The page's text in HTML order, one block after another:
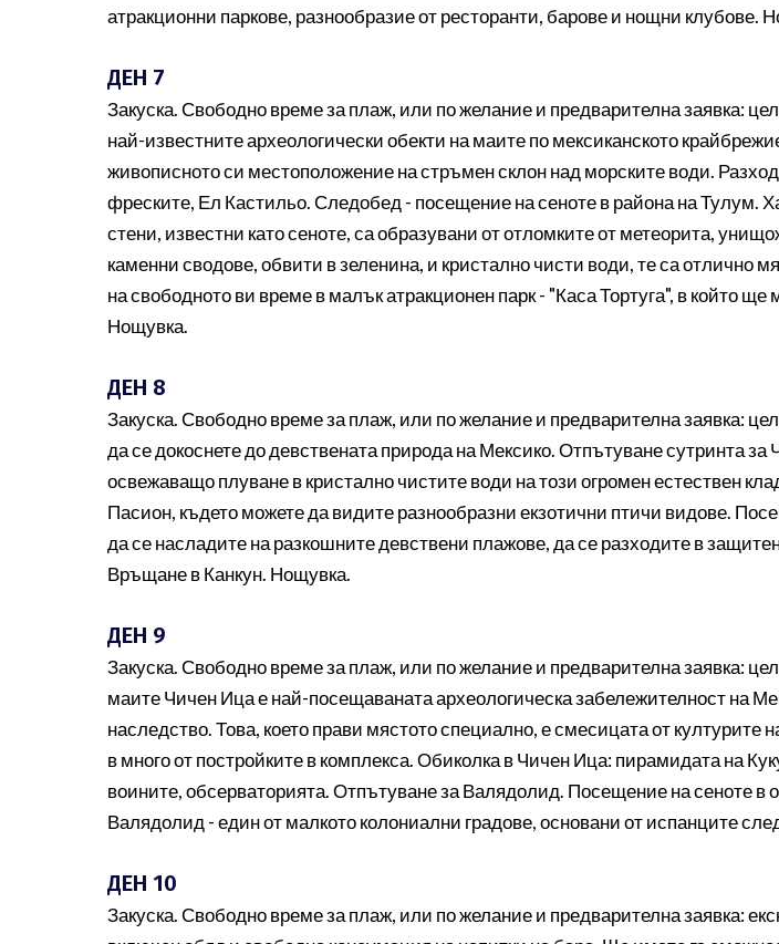
атракционни паркове, разнообразие от ресторанти, барове и нощни клубове.
ДЕН 7
Закуска. Свободно време за плаж, или по желание и предварителна заявка:
най-известните археологически обекти на маите по мексиканското
живописното си местоположение на стръмен склон над морските води.
фреските, Ел Кастильо. Следобед - посещение на сеноте в района на Тулум.
стени, известни като сеноте, са образувани от отломките от метеорита,
каменни сводове, обвити в зеленина, и кристално чисти води, те са
на свободното ви време в малък атракционен парк - "Каса Тортуга", в който
Нощувка.
ДЕН 8
Закуска. Свободно време за плаж, или по желание и предварителна заявка:
да се докоснете до девствената природа на Мексико. Отпътуване сутринта
освежаващо плуване в кристално чистите води на този огромен естествен
Пасион, където можете да видите разнообразни екзотични птичи видове.
да се насладите на разкошните девствени плажове, да се разходите в
Връщане в Канкун. Нощувка.
ДЕН 9
Закуска. Свободно време за плаж, или по желание и предварителна заявка:
маите Чичен Ица е най-посещаваната археологическа забележителност на
наследство. Това, което прави мястото специално, е смесицата от
в много от постройките в комплекса. Обиколка в Чичен Ица: пирамидата на
воините, обсерваторията. Отпътуване за Валядолид. Посещение на сеноте в
Валядолид - един от малкото колониални градове, основани от испанците
ДЕН 10
Закуска. Свободно време за плаж, или по желание и предварителна заявка: